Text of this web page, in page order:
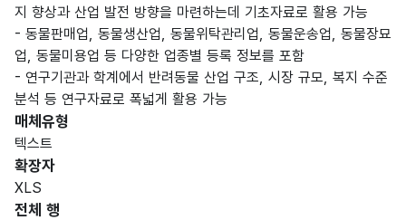
지 향상과 산업 발전 방향을 마련하는데 기초자료로 활용 가능
- 동물판매업, 동물생산업, 동물위탁관리업, 동물운송업, 동물장묘
업, 동물미용업 등 다양한 업종별 등록 정보를 포함
- 연구기관과 학계에서 반려동물 산업 구조, 시장 규모, 복지 수준
분석 등 연구자료로 폭넓게 활용 가능
매체유형
텍스트
확장자
XLS
전체 행